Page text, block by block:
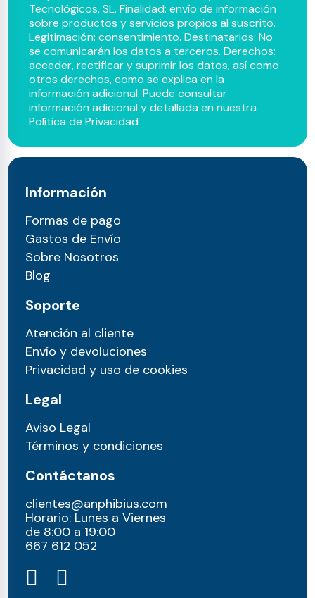
Tecnológicos, SL. Finalidad: envío de información
sobre productos y servicios propios al suscrito.
Legitimación: consentimiento. Destinatarios: No
se comunicarán los datos a terceros. Derechos:
acceder, rectificar y suprimir los datos, así como
otros derechos, como se explica en la
información adicional. Puede consultar
información adicional y detallada en nuestra
Política de Privacidad
Información
Formas de pago
Gastos de Envío
Sobre Nosotros
Blog
Soporte
Atención al cliente
Envío y devoluciones
Privacidad y uso de cookies
Legal
Aviso Legal
Términos y condiciones
Contáctanos
clientes@anphibius.com
Horario: Lunes a Viernes
de 8:00 a 19:00
667 612 052​